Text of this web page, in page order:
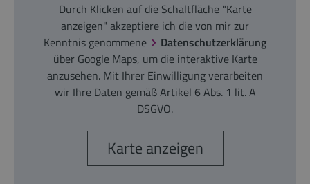
Durch Klicken auf die Schaltfläche "Karte
anzeigen" akzeptiere ich die von mir zur
Kenntnis genommene
Datenschutzerklärung
über Google Maps, um die interaktive Karte
anzusehen. Mit Ihrer Einwilligung verarbeiten
wir Ihre Daten gemäß Artikel 6 Abs. 1 lit. A
DSGVO.
Karte anzeigen